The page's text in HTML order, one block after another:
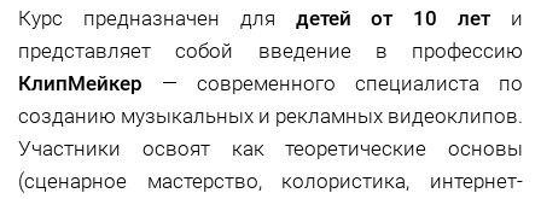
Курс предназначен для детей от 10 лети
представляет собой введение в профессию
КлипМейкер — современного специалиста по
созданию музыкальных и рекламных видеоклипов.
Участники освоят как теоретические основы
(сценарное мастерство, колористика, интернет-